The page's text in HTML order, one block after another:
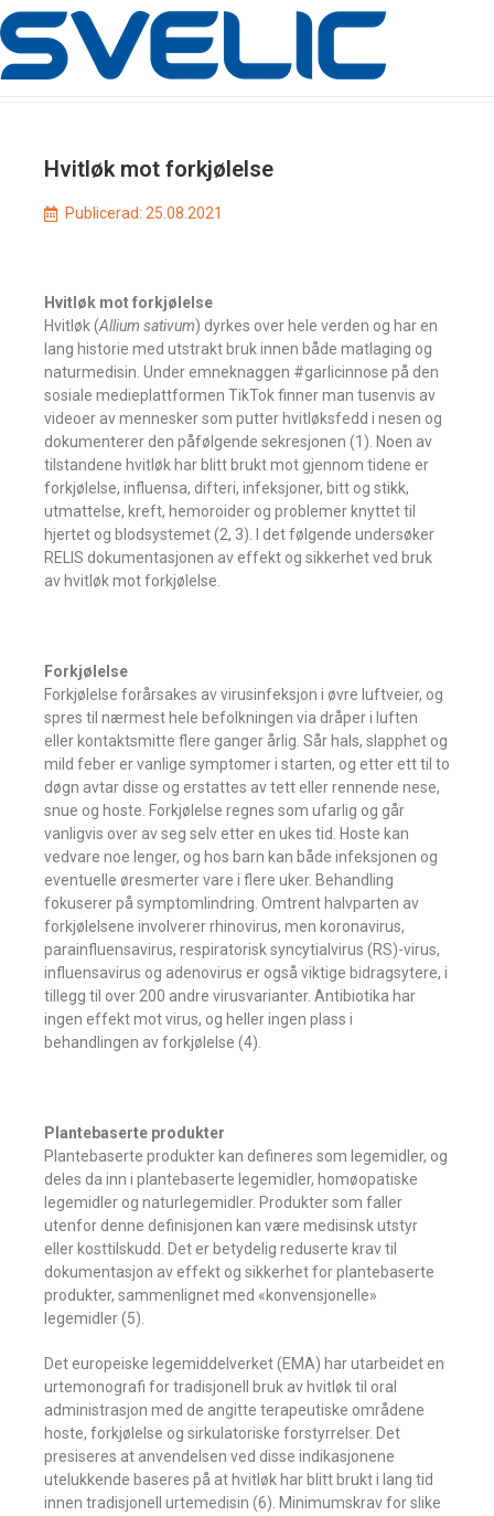
Hvitløk mot forkjølelse
Publicerad: 25.08.2021
Hvitløk mot forkjølelse
Hvitløk (Allium sativum) dyrkes over hele verden og har en
lang historie med utstrakt bruk innen både matlaging og
naturmedisin. Under emneknaggen #garlicinnose på den
sosiale medieplattformen TikTok finner man tusenvis av
videoer av mennesker som putter hvitløksfedd i nesen og
dokumenterer den påfølgende sekresjonen (1). Noen av
tilstandene hvitløk har blitt brukt mot gjennom tidene er
forkjølelse, influensa, difteri, infeksjoner, bitt og stikk,
utmattelse, kreft, hemoroider og problemer knyttet til
hjertet og blodsystemet (2, 3). I det følgende undersøker
RELIS dokumentasjonen av effekt og sikkerhet ved bruk
av hvitløk mot forkjølelse.
Forkjølelse
Forkjølelse forårsakes av virusinfeksjon i øvre luftveier, og
spres til nærmest hele befolkningen via dråper i luften
eller kontaktsmitte flere ganger årlig. Sår hals, slapphet og
mild feber er vanlige symptomer i starten, og etter ett til to
døgn avtar disse og erstattes av tett eller rennende nese,
snue og hoste. Forkjølelse regnes som ufarlig og går
vanligvis over av seg selv etter en ukes tid. Hoste kan
vedvare noe lenger, og hos barn kan både infeksjonen og
eventuelle øresmerter vare i flere uker. Behandling
fokuserer på symptomlindring. Omtrent halvparten av
forkjølelsene involverer rhinovirus, men koronavirus,
parainfluensavirus, respiratorisk syncytialvirus (RS)-virus,
influensavirus og adenovirus er også viktige bidragsytere, i
tillegg til over 200 andre virusvarianter. Antibiotika har
ingen effekt mot virus, og heller ingen plass i
behandlingen av forkjølelse (4).
Plantebaserte produkter
Plantebaserte produkter kan defineres som legemidler, og
deles da inn i plantebaserte legemidler, homøopatiske
legemidler og naturlegemidler. Produkter som faller
utenfor denne definisjonen kan være medisinsk utstyr
eller kosttilskudd. Det er betydelig reduserte krav til
dokumentasjon av effekt og sikkerhet for plantebaserte
produkter, sammenlignet med «konvensjonelle»
legemidler (5).
Det europeiske legemiddelverket (EMA) har utarbeidet en
urtemonografi for tradisjonell bruk av hvitløk til oral
administrasjon med de angitte terapeutiske områdene
hoste, forkjølelse og sirkulatoriske forstyrrelser. Det
presiseres at anvendelsen ved disse indikasjonene
utelukkende baseres på at hvitløk har blitt brukt i lang tid
innen tradisjonell urtemedisin (6). Minimumskrav for slike